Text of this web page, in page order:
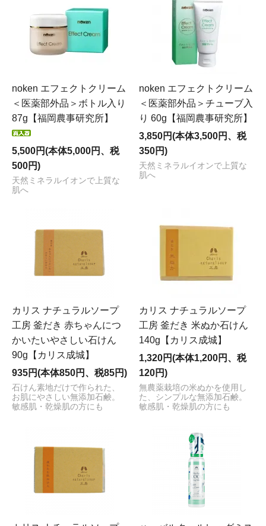
noken エフェクトクリーム
＜医薬部外品＞ボトル入り
87g【福岡農事研究所】
5,500円(本体5,000円、税
500円)
天然ミネラルイオンで上質な
肌へ
noken エフェクトクリーム
＜医薬部外品＞チューブ入
り 60g【福岡農事研究所】
3,850円(本体3,500円、税
350円)
天然ミネラルイオンで上質な
肌へ
カリス ナチュラルソープ
工房 釜だき 赤ちゃんにつ
かいたいやさしい石けん
90g【カリス成城】
935円(本体850円、税85円)
石けん素地だけで作られた、
お肌にやさしい無添加石鹸。
敏感肌・乾燥肌の方にも
カリス ナチュラルソープ
工房 釜だき 米ぬか石けん
140g【カリス成城】
1,320円(本体1,200円、税
120円)
無農薬栽培の米ぬかを使用し
た、シンプルな無添加石鹸。
敏感肌・乾燥肌の方にも